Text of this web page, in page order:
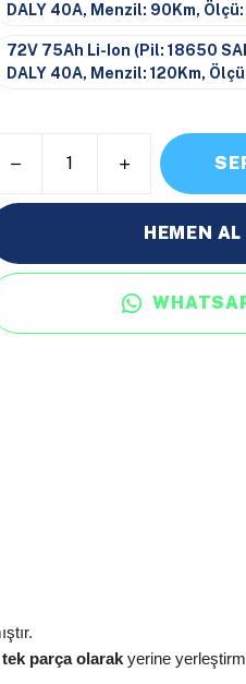
DALY 40A, Menzil: 90Km,
72V 75Ah Li-Ion (Pil: 18650
DALY 40A, Menzil: 120Km,
HEMEN AL
tek parça olarak yerine